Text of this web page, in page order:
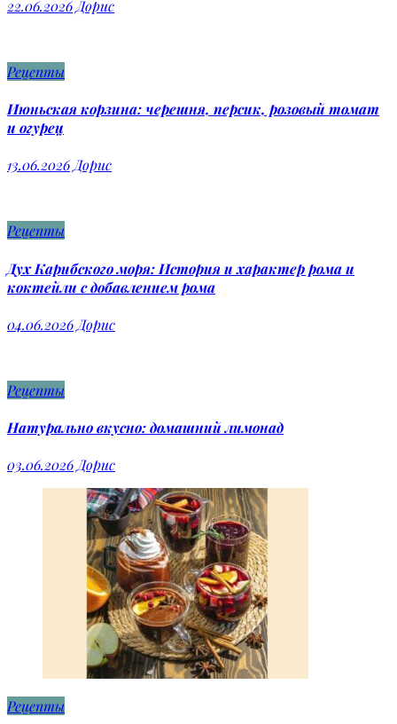
22.06.2026 Дорис
Рецепты
Июньская корзина: черешня, персик, розовый томат
и огурец
13.06.2026Дорис
Рецепты
Дух Карибского моря: История и характер рома и
коктейли с добавлением рома
04.06.2026 Дорис
Рецепты
Натурально вкусно: домашний лимонад
03.06.2026Дорис
Рецепты